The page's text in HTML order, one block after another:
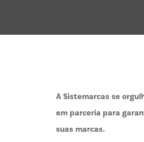
A Sistemarcas se
em parceria para
suas marcas.